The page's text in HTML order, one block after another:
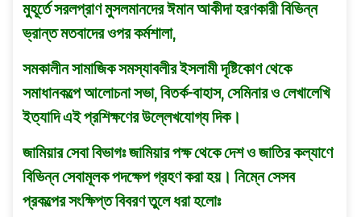
মুহূর্তে সরলপ্রাণ মুসলমানদের ঈমান আকীদা হরণকারী বিভিন্ন
ভ্রান্ত মতবাদের ওপর কর্মশালা,
সমকালীন সামাজিক সমস্যাবলীর ইসলামী দৃষ্টিকোণ থেকে
সমাধানকল্পে আলােচনা সভা, বিতর্ক-বাহাস, সেমিনার ও লেখালেখি
ইত্যাদি এই প্রশিক্ষণের উল্লেখযােগ্য দিক।
জামিয়ার সেবা বিভাগঃ জামিয়ার পক্ষ থেকে দেশ ও জাতির কল্যাণে
বিভিন্ন সেবামূলক পদক্ষেপ গ্রহণ করা হয়। নিম্নে সেসব
প্রকল্পের সংক্ষিপ্ত বিবরণ তুলে ধরা হলােঃ